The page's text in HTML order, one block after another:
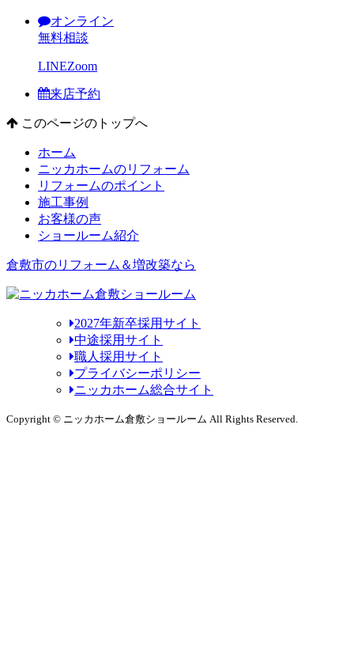
オンライン
無料相談
LINEZoom
来店予約
このページのトップへ
ホーム
ニッカホームのリフォーム
リフォームのポイント
施工事例
お客様の声
ショールーム紹介
倉敷市のリフォーム＆増改築なら
2027年新卒採用サイト
中途採用サイト
職人採用サイト
プライバシーポリシー
ニッカホーム総合サイト
Copyright © ニッカホーム倉敷ショールーム All Rights Reserved.